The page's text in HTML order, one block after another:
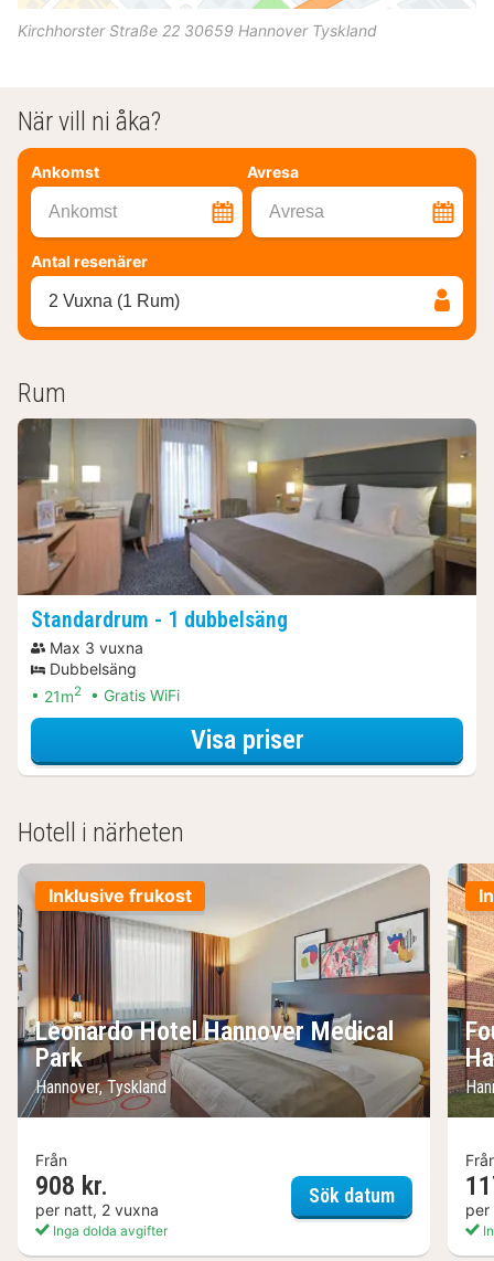
Kirchhorster Straße 22 30659 Hannover Tyskland
När vill ni åka?
Ankomst Avresa
Ankomst Avresa
Antal resenärer
2 Vuxna (1 Rum)
Rum
Standardrum - 1 dubbelsäng
Max 3 vuxna
Dubbelsäng
21m2 Gratis WiFi
Visa priserför Aktiva
Hotell i närheten
Inklusive frukost
Leonardo Hotel Hannover Medical
Park
Hannover, Tyskland
Från
908 kr.
per natt, 2 vuxna
Inga dolda avgifter
Sök datumLeonardo
per